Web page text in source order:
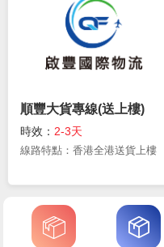
順豐大貨專線(送上樓)
時效： 2-3天
線路特點：香港全港送貨上樓